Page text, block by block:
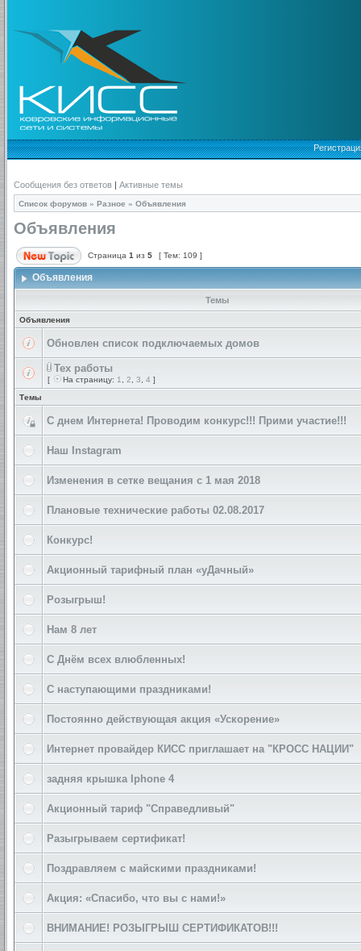
Сообщения без ответов | Активные темы
Список форумов » Разное » Объявления
Объявления
Страница 1 из 5 [ Тем: 109 ]
Объявления
Темы
Объявления
Обновлен список подключаемых домов
Тех работы
[ На страницу: 1 2 3 4 ]
Темы
С днем Интернета! Проводим конкурс!!! Прими участие!!!
Наш Instagram
Изменения в сетке вещания с 1 мая 2018
Плановые технические работы 02.08.2017
Конкурс!
Акционный тарифный план «уДачный»
Розыгрыш!
Нам 8 лет
С Днём всех влюбленных!
С наступающими праздниками!
Постоянно действующая акция «Ускорение»
Интернет провайдер КИСС приглашает на "КРОСС НАЦИИ"
задняя крышка Iphone 4
Акционный тариф "Справедливый"
Разыгрываем сертификат!
Поздравляем с майскими праздниками!
Акция: «Спасибо, что вы с нами!»
ВНИМАНИЕ! РОЗЫГРЫШ СЕРТИФИКАТОВ!!!